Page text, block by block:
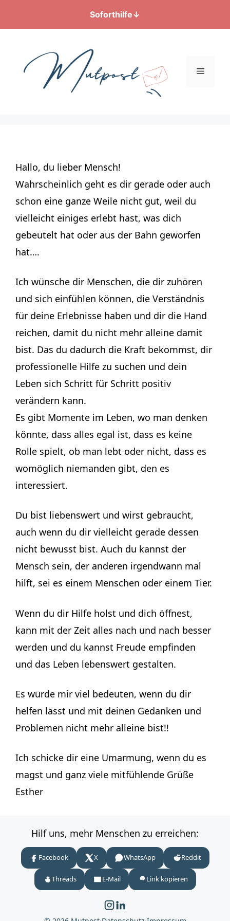
Soforthilfe↓
springen
Menü
Hallo, du lieber Mensch!
Wahrscheinlich geht es dir gerade oder auch
schon eine ganze Weile nicht gut, weil du
vielleicht einiges erlebt hast, was dich
gebeutelt hat oder aus der Bahn geworfen
hat….
Ich wünsche dir Menschen, die dir zuhören
und sich einfühlen können, die Verständnis
für deine Erlebnisse haben und dir die Hand
reichen, damit du nicht mehr alleine damit
bist. Das du dadurch die Kraft bekommst, dir
professionelle Hilfe zu suchen und dein
Leben sich Schritt für Schritt positiv
verändern kann.
Es gibt Momente im Leben, wo man denken
könnte, dass alles egal ist, dass es keine
Rolle spielt, ob man lebt oder nicht, dass es
womöglich niemanden gibt, den es
interessiert.
Du bist liebenswert und wirst gebraucht,
auch wenn du dir vielleicht gerade dessen
nicht bewusst bist. Auch du kannst der
Mensch sein, der anderen irgendwann mal
hilft, sei es einem Menschen oder einem Tier.
Wenn du dir Hilfe holst und dich öffnest,
kann mit der Zeit alles nach und nach besser
werden und du kannst Freude empfinden
und das Leben lebenswert gestalten.
Es würde mir viel bedeuten, wenn du dir
helfen lässt und mit deinen Gedanken und
Problemen nicht mehr alleine bist!!
Ich schicke dir eine Umarmung, wenn du es
magst und ganz viele mitfühlende Grüße
Esther
Hilf uns, mehr Menschen zu erreichen:
Facebook X WhatsApp Reddit
Threads E-Mail Link kopieren